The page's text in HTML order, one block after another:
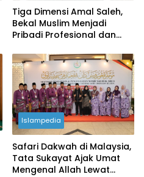
Tiga Dimensi Amal Saleh,
Bekal Muslim Menjadi
Pribadi Profesional dan
Islampedia
Safari Dakwah di Malaysia,
Tata Sukayat Ajak Umat
Mengenal Allah Lewat